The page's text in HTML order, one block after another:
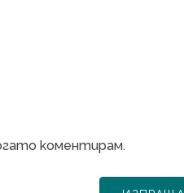
коментирам.